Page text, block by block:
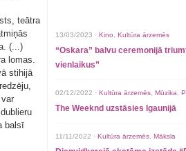
teātra
(...)
lomas.
stihijā
balsī
13/03/2023 · Kino Kultūra ārzemēs
“Oskara” balvu ceremonijā
vienlaikus”
02/12/2022 · Kultūra ārzemēs Mūzika
The Weeknd uzstāsies Igaunijā
11/11/2022 · Kultūra ārzemēs Māksla